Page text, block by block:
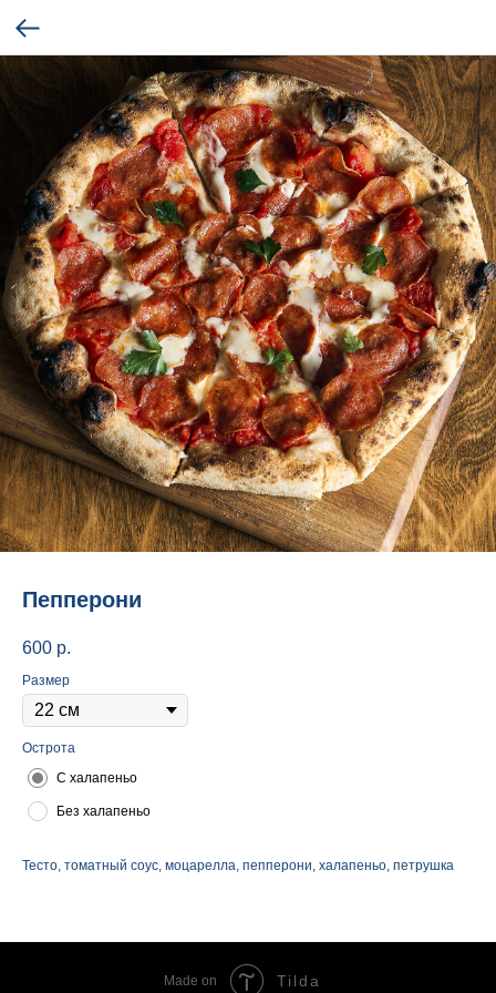
Пепперони
600 р.
Размер
Острота
С халапеньо
Без халапеньо
Тесто, томатный соус, моцарелла, пепперони, халапеньо, петрушка
Made on Tilda